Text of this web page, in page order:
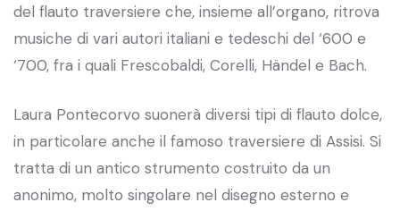
del flauto traversiere che, insieme all’organo, ritrova
musiche di vari autori italiani e tedeschi del ‘600 e
‘700, fra i quali Frescobaldi, Corelli, Händel e Bach.
Laura Pontecorvo suonerà diversi tipi di flauto dolce,
in particolare anche il famoso traversiere di Assisi. Si
tratta di un antico strumento costruito da un
anonimo, molto singolare nel disegno esterno e